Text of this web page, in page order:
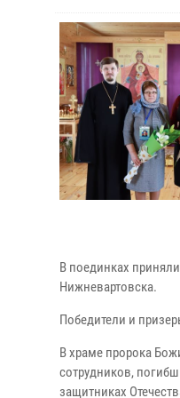
В поединках
Нижневартовска.
Победители и
В храме пророка
сотрудников,
защитниках